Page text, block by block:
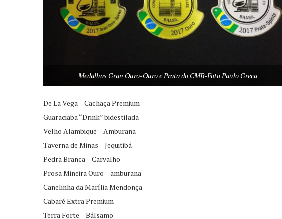
Medalhas Gran Ouro-Ouro e Prata do CMB-Foto Paulo Greca
De La Vega – Cachaça Premium
Guaraciaba “Drink” bidestilada
Velho Alambique – Amburana
Taverna de Minas – Jequitibá
Pedra Branca – Carvalho
Prosa Mineira Ouro – amburana
Canelinha da Marília Mendonça
Cabaré Extra Premium
Terra Forte – Bálsamo